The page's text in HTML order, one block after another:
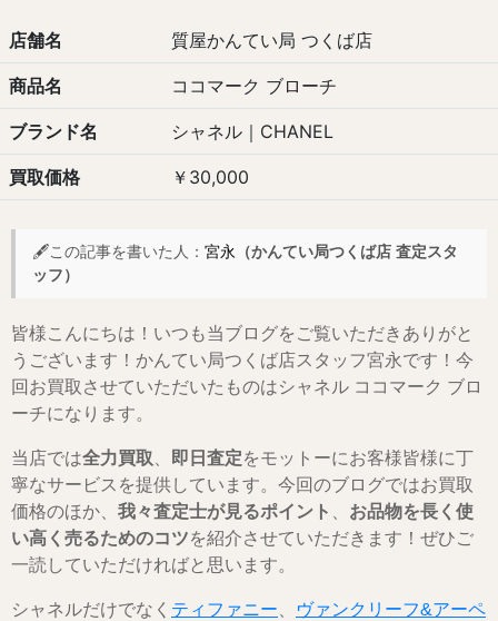
店舗名 質屋かんてい局 つくば店
商品名 ココマーク ブローチ
ブランド名 シャネル｜CHANEL
買取価格 ￥30,000
🖋️この記事を書いた人： 宮永 （かんてい局つくば店 査定スタ
ッフ）
皆様こんにちは！いつも当ブログをご覧いただきありがと
うございます！かんてい局つくば店スタッフ宮永です！今
回お買取させていただいたものはシャネル ココマーク ブロ
ーチになります。
当店では全力買取 即日査定をモットーにお客様皆様に丁
寧なサービスを提供しています。今回のブログではお買取
価格のほか、 我々査定士が見るポイント
お品物を長く使
い高く売るためのコツを紹介させていただきます！ぜひご
一読していただければと思います。
シャネルだけでなく ティファニー
ヴァンクリーフ&アーペ